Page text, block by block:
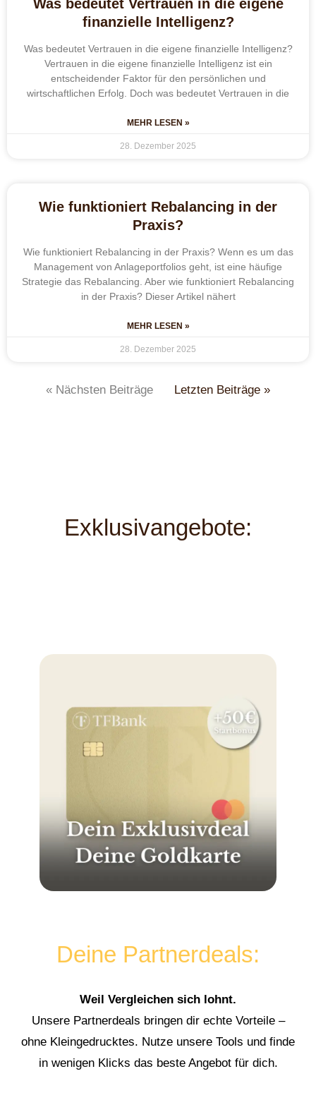
Was bedeutet Vertrauen in die eigene
finanzielle Intelligenz?
Was bedeutet Vertrauen in die eigene finanzielle Intelligenz?
Vertrauen in die eigene finanzielle Intelligenz ist ein
entscheidender Faktor für den persönlichen und
wirtschaftlichen Erfolg. Doch was bedeutet Vertrauen in die
MEHR LESEN »
28. Dezember 2025
Wie funktioniert Rebalancing in der
Praxis?
Wie funktioniert Rebalancing in der Praxis? Wenn es um das
Management von Anlageportfolios geht, ist eine häufige
Strategie das Rebalancing. Aber wie funktioniert Rebalancing
in der Praxis? Dieser Artikel nähert
MEHR LESEN »
28. Dezember 2025
« Nächsten Beiträge Letzten Beiträge »
Exklusivangebote:
Deine Partnerdeals:
Weil Vergleichen sich lohnt.
Unsere Partnerdeals bringen dir echte Vorteile –
ohne Kleingedrucktes. Nutze unsere Tools und finde
in wenigen Klicks das beste Angebot für dich.